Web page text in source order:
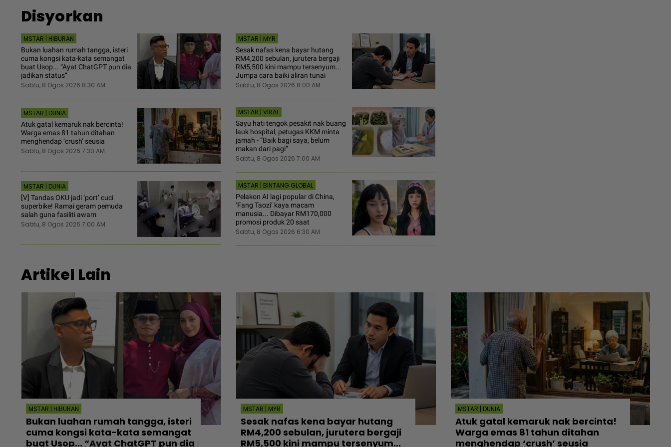
Disyorkan
MSTAR | HIBURAN
Bukan luahan rumah tangga, isteri
cuma kongsi kata-kata semangat
buat Usop... “Ayat ChatGPT pun dia
jadikan status”
Sabtu, 8 Ogos 2026 8:30 AM
MSTAR | MYR
Sesak nafas kena bayar hutang
RM4,200 sebulan, jurutera bergaji
RM5,500 kini mampu tersenyum...
Jumpa cara baiki aliran tunai
Sabtu, 8 Ogos 2026 8:00 AM
MSTAR | DUNIA
Atuk gatal kemaruk nak bercinta!
Warga emas 81 tahun ditahan
menghendap ‘crush’ seusia
Sabtu, 8 Ogos 2026 7:30 AM
MSTAR | VIRAL
Sayu hati tengok pesakit nak buang
lauk hospital, petugas KKM minta
jamah - “Baik bagi saya, belum
makan dari pagi”
Sabtu, 8 Ogos 2026 7:00 AM
MSTAR | DUNIA
[V] Tandas OKU jadi ‘port’ cuci
superbike! Ramai geram pemuda
salah guna fasiliti awam
Sabtu, 8 Ogos 2026 7:00 AM
MSTAR | BINTANG GLOBAL
Pelakon AI lagi popular di China,
‘Fang Taozi’ kaya macam
manusia... Dibayar RM170,000
promosi produk 20 saat
Sabtu, 8 Ogos 2026 6:30 AM
Artikel Lain
MSTAR | HIBURAN
Bukan luahan rumah tangga, isteri
cuma kongsi kata-kata semangat
buat Usop... “Ayat ChatGPT pun dia
MSTAR | MYR
Sesak nafas kena bayar hutang
RM4,200 sebulan, jurutera bergaji
RM5,500 kini mampu tersenyum...
MSTAR | DUNIA
Atuk gatal kemaruk nak bercinta!
Warga emas 81 tahun ditahan
menghendap ‘crush’ seusia